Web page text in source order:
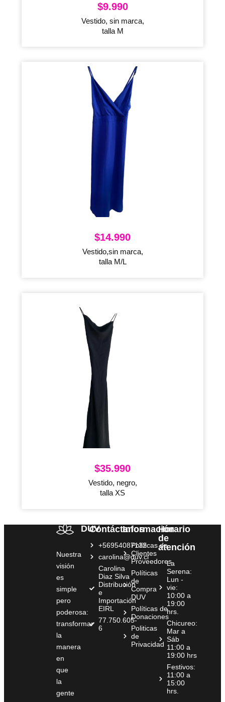
$9.990
Vestido, sin marca,
talla M
$14.990
Vestido,sin marca,
talla M/L
$35.990
Vestido, negro,
talla XS
DUV
Nuestra
visión
es
simple
pero
poderosa:
transformar
la
manera
en
que
la
gente
Contáctanos
+56954087132
carolina@duv.cl
Carolina
Diaz Silva
Distribución
e
Importación
EIRL
77.750.605-
6
Información
Políticas de
Clientes
Proveedores
Políticas
de
Compra
DUV
Políticas de
Donaciones
Politicas
de
Privacidad
Horario
de
atención
La
Serena:
Lun -
vie:
10:00 a
19:00
hrs.
Chicureo:
Mar a
Sáb
11:00 a
19:00 hrs
Festivos:
11:00 a
15:00
hrs.